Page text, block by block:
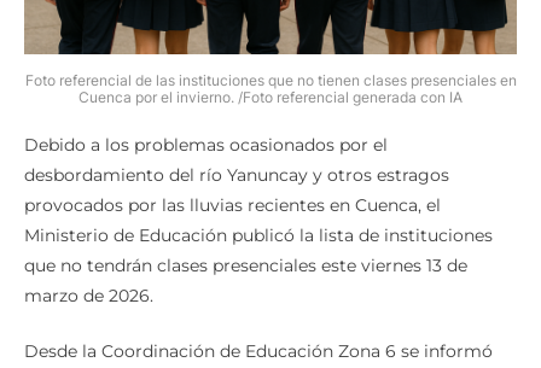
Foto referencial de las instituciones que no tienen clases presenciales en
Cuenca por el invierno. /Foto referencial generada con IA
Debido a los problemas ocasionados por el
desbordamiento del río Yanuncay y otros estragos
provocados por las lluvias recientes en Cuenca, el
Ministerio de Educación publicó la lista de instituciones
que no tendrán clases presenciales este viernes 13 de
marzo de 2026.
Desde la Coordinación de Educación Zona 6 se informó